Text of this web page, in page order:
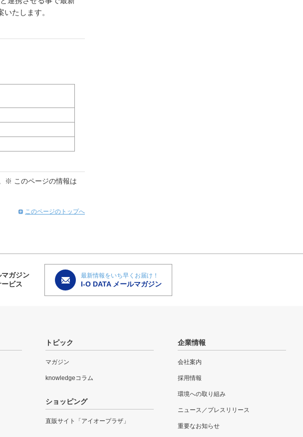
たします。
※ このページの情報は
このページのトップへ
マガジン
ビス
最新情報をいち早くお届け！
I-O DATA メールマガジン
トピック
マガジン
knowledgeコラム
ショッピング
直販サイト「アイオープラザ」
企業情報
会社案内
採用情報
環境への取り組み
ニュース／プレスリリース
重要なお知らせ